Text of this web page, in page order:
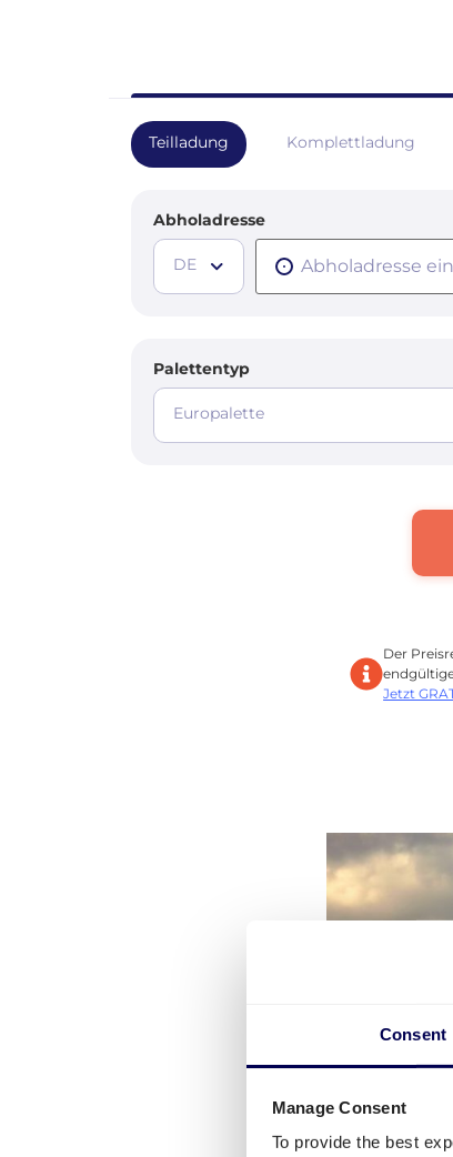
Consent
Manage Consent
To provide the best
Teilladung Komplettladung
Abholadresse
DE
Palettentyp
Europalette
Der
Jetzt